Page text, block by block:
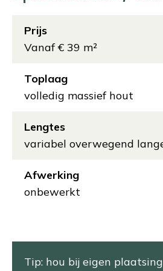
Prijs
Vanaf € 39 m²
Toplaag
volledig massief hout
Lengtes
variabel overwegend
Afwerking
onbewerkt
Tip: hou bij eigen